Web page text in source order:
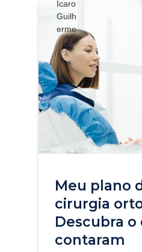
Meu plano
cirurgia
Descubra
contaram